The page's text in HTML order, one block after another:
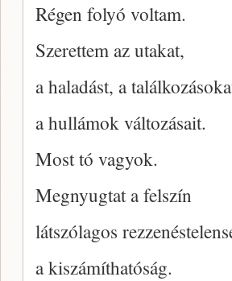
Régen folyó voltam.
Szerettem az utakat,
a haladást, a
a hullámok változásait.
Most tó vagyok.
Megnyugtat a felszín
látszólagos
a kiszámíthatóság.